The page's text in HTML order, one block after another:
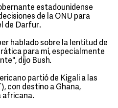
estadounidense
de la ONU para
de Darfur.
hablado sobre la lentitud de
para mí, especialmente
dijo Bush.
partió de Kigali a las
con destino a Ghana,
africana.